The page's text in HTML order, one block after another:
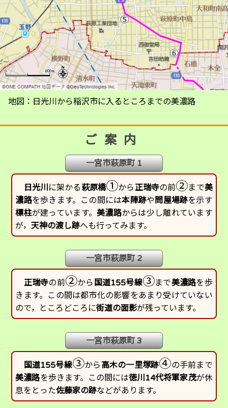
地図：日光川から稲沢市に入るところまでの美濃路
ご案内
一宮市萩原町 1
日光川 に架かる 萩原橋①から正瑞寺の前②まで美
濃路を歩きます。この間には本陣跡や 問屋場跡を示す
標柱が建っています。美濃路からは少し離れています
が，天神の渡し跡へも行ってみます。
一宮市萩原町 2
正瑞寺の前②から 国道155号線③まで美濃路を歩
きます。この間は都市化の影響をあまり受けていない
ので，ところどころに街道の面影が残っています。
一宮市萩原町 3
国道155号線③から高木の一里塚跡④の手前まで
美濃路を歩きます。この間には徳川14代将軍家茂が休
息をとった佐藤家の跡などがあります。